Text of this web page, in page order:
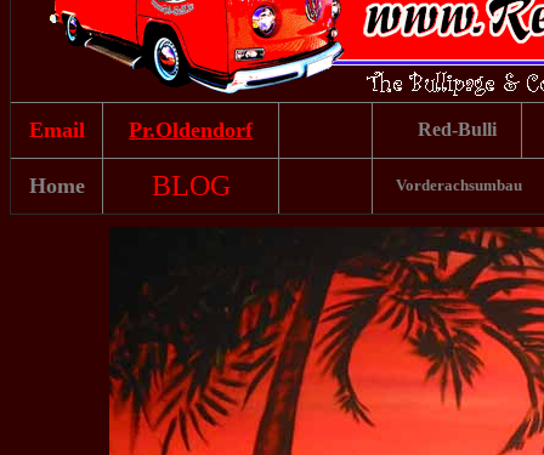
Email Pr.Oldendorf Red-Bulli
Home BLOG Vorderachsumbau